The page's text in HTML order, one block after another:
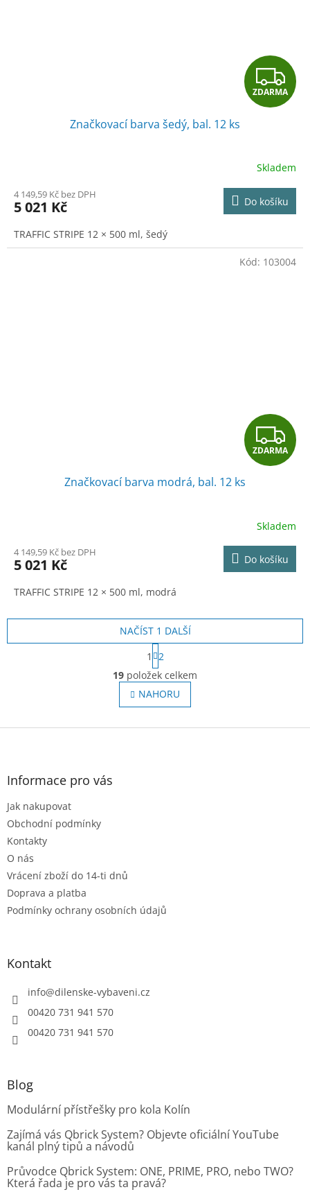
Z
D
R
M
A
ZDARMA
Značkovací barva šedý, bal. 12 ks
Skladem
4 149,59 Kč bez DPH
5 021 Kč Do košíku
TRAFFIC STRIPE 12 × 500 ml, šedý
Z
D
R
M
A
ZDARMA
Značkovací barva modrá, bal. 12 ks
Skladem
4 149,59 Kč bez DPH
5 021 Kč Do košíku
TRAFFIC STRIPE 12 × 500 ml, modrá
Kód: 103004
O
v
l
á
u
NAČÍST 1 DALŠÍ
S
t
r
á
n
k
v
1
2
19 položek celkem
NAHORU
Z
Informace pro vás
Jak nakupovat
Obchodní podmínky
Kontakty
O nás
Vrácení zboží do 14-ti dnů
Doprava a platba
Podmínky ochrany osobních údajů
Kontakt
info@dilenske-vybaveni.cz
00420 731 941 570
00420 731 941 570
Blog
Modulární přístřešky pro kola Kolín
Zajímá vás Qbrick System? Objevte oficiální YouTube
kanál plný tipů a návodů
Průvodce Qbrick System: ONE, PRIME, PRO, nebo TWO?
Která řada je pro vás ta pravá?